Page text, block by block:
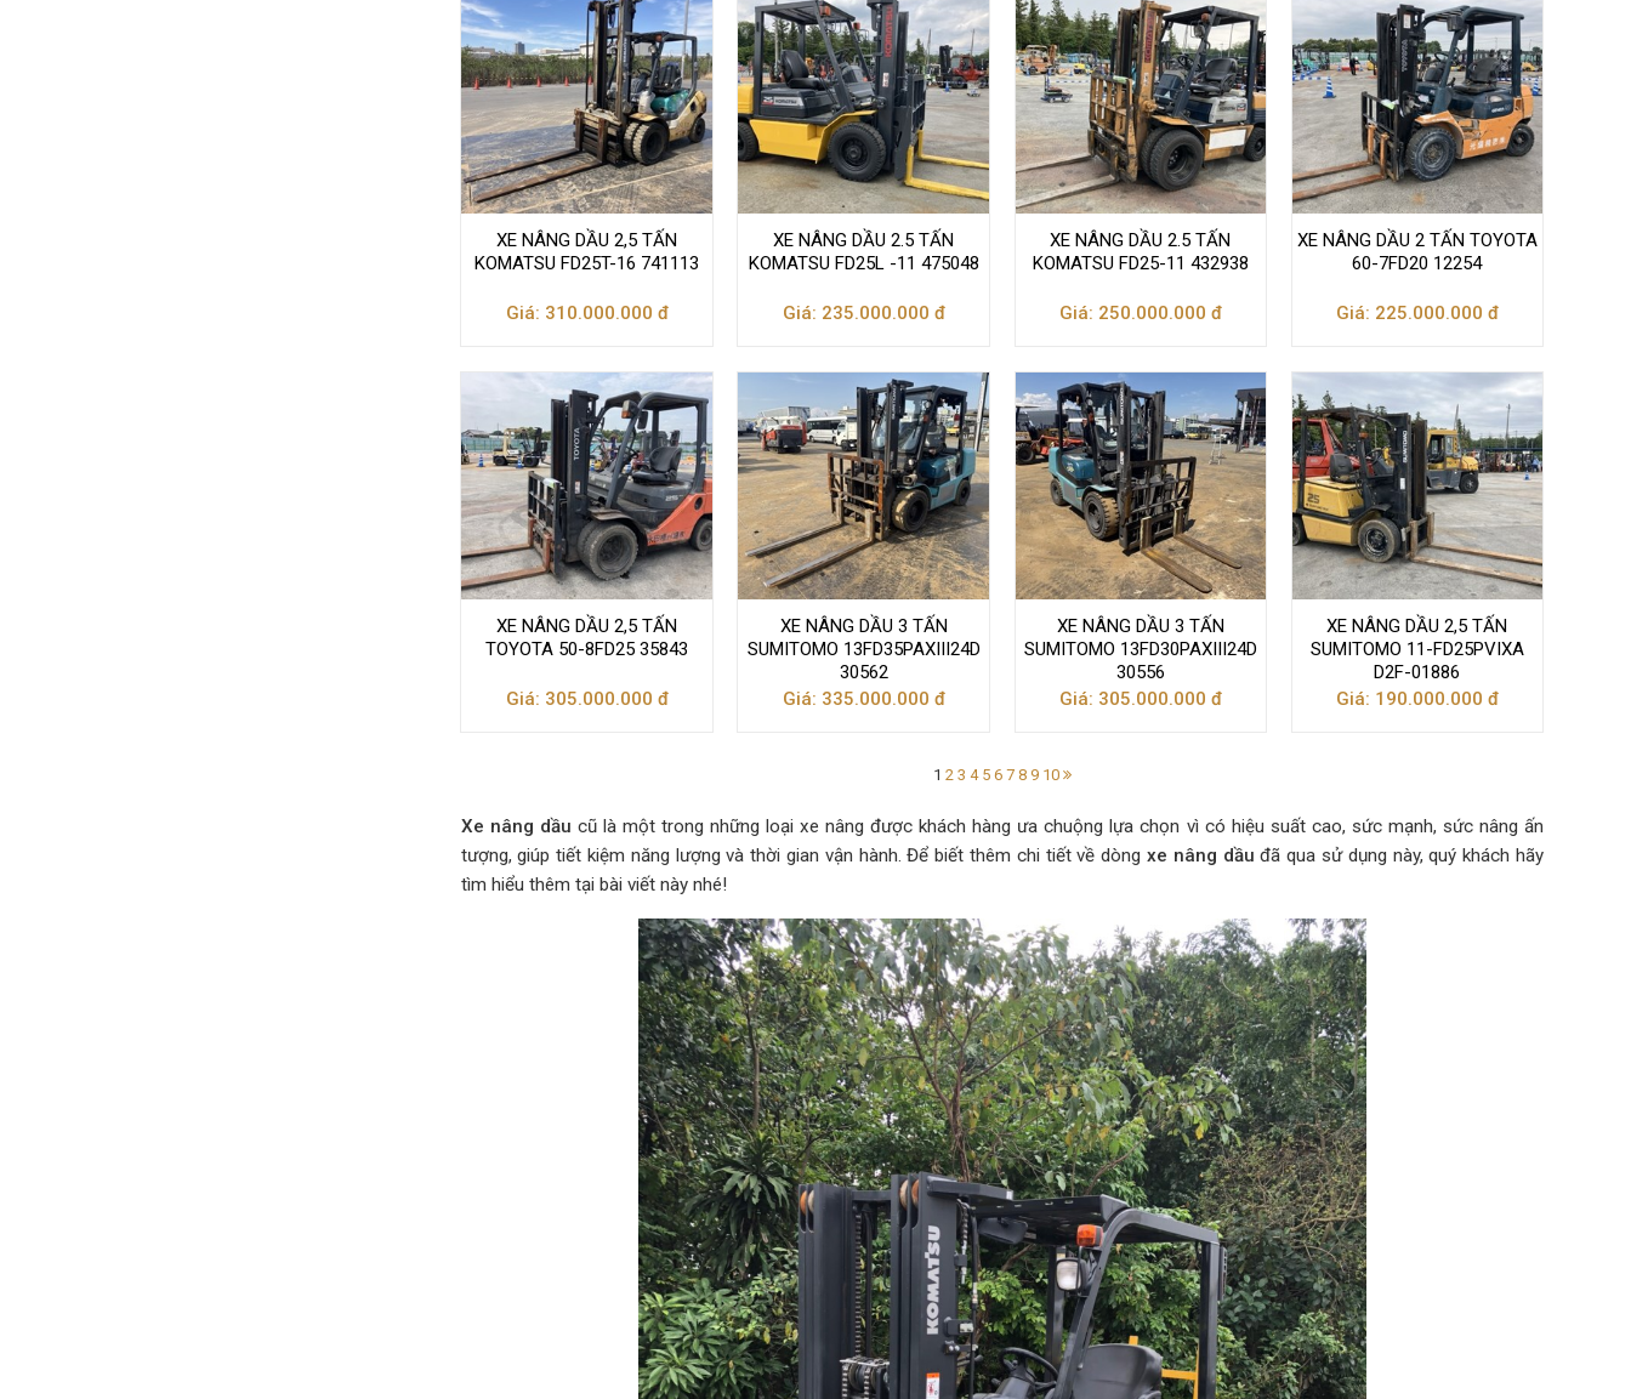
XE NÂNG DẦU 2,5 TẤN
KOMATSU FD25T-16 741113
Giá: 310.000.000 đ
XE NÂNG DẦU 2.5 TẤN
KOMATSU FD25L -11 475048
Giá: 235.000.000 đ
XE NÂNG DẦU 2.5 TẤN
KOMATSU FD25-11 432938
Giá: 250.000.000 đ
XE NÂNG DẦU 2 TẤN TOYOTA
60-7FD20 12254
Giá: 225.000.000 đ
XE NÂNG DẦU 2,5 TẤN
TOYOTA 50-8FD25 35843
Giá: 305.000.000 đ
XE NÂNG DẦU 3 TẤN
SUMITOMO 13FD35PAXIII24D
30562
Giá: 335.000.000 đ
XE NÂNG DẦU 3 TẤN
SUMITOMO 13FD30PAXIII24D
30556
Giá: 305.000.000 đ
XE NÂNG DẦU 2,5 TẤN
SUMITOMO 11-FD25PVIXA
D2F-01886
Giá: 190.000.000 đ
1 2 3 4 5 6 7 8 9 10
Xe nâng dầu cũ là một trong những loại xe nâng được khách hàng ưa chuộng lựa chọn vì có hiệu suất cao, sức mạnh, sức nâng ấn
tượng, giúp tiết kiệm năng lượng và thời gian vận hành. Để biết thêm chi tiết về dòng xe nâng dầuđã qua sử dụng này, quý khách hãy
tìm hiểu thêm tại bài viết này nhé!